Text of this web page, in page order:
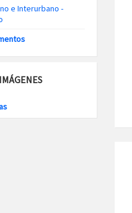
e Interurbano -